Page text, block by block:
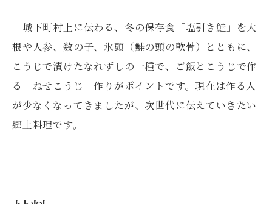
城下町村上に伝わる、冬の保存食「塩引き鮭」を大
根や人参、数の子、氷頭（鮭の頭の軟骨）とともに、
こうじで漬けたなれずしの一種で、ご飯とこうじで作
る「ねせこうじ」作りがポイントです。現在は作る人
が少なくなってきましたが、次世代に伝えていきたい
郷土料理です。